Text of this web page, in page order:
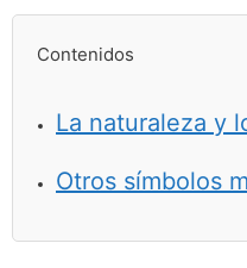
Contenidos
La naturaleza y
Otros símbolos